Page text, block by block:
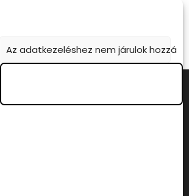
Az adatkezeléshez nem járulok hozzá